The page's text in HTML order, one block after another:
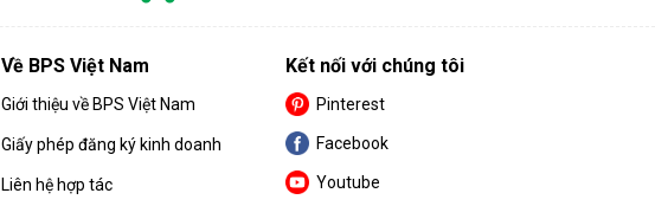
Về BPS Việt Nam
Giới thiệu về BPS Việt Nam
Giấy phép đăng ký kinh doanh
Liên hệ hợp tác
Kết nối với chúng tôi
Pinterest
Facebook
Youtube